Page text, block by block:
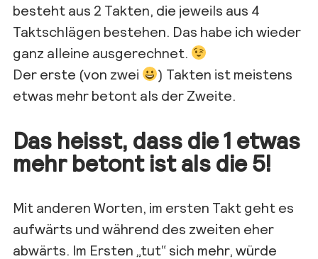
besteht aus 2 Takten, die jeweils aus 4
Taktschlägen bestehen. Das habe ich wieder
ganz alleine ausgerechnet.
Der erste (von zwei
) Takten ist meistens
etwas mehr betont als der Zweite.
Das heisst, dass die 1 etwas
mehr betont ist als die 5!
Mit anderen Worten, im ersten Takt geht es
aufwärts und während des zweiten eher
abwärts. Im Ersten „tut“ sich mehr, würde